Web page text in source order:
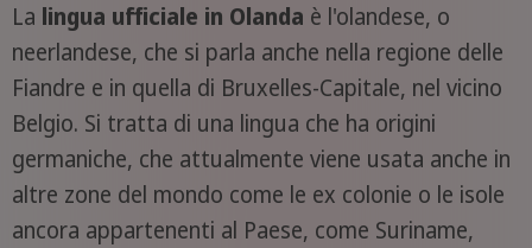
La lingua ufficiale in Olanda è l'olandese, o
neerlandese, che si parla anche nella regione delle
Fiandre e in quella di Bruxelles-Capitale, nel vicino
Belgio. Si tratta di una lingua che ha origini
germaniche, che attualmente viene usata anche in
altre zone del mondo come le ex colonie o le isole
ancora appartenenti al Paese, come Suriname,